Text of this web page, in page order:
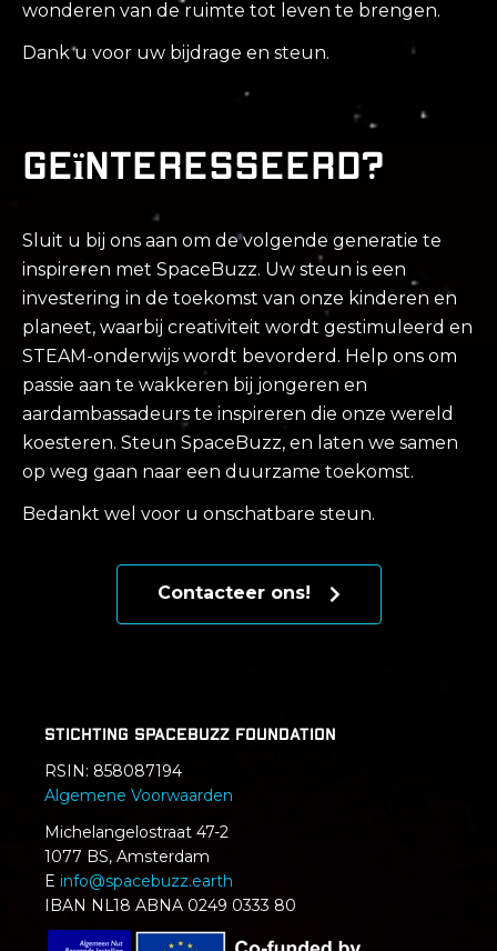
wonderen van de ruimte tot leven te brengen.
Dank u voor uw bijdrage en steun.
Geïnteresseerd?
Sluit u bij ons aan om de volgende generatie te
inspireren met SpaceBuzz. Uw steun is een
investering in de toekomst van onze kinderen en
planeet, waarbij creativiteit wordt gestimuleerd en
STEAM-onderwijs wordt bevorderd. Help ons om
passie aan te wakkeren bij jongeren en
aardambassadeurs te inspireren die onze wereld
koesteren. Steun SpaceBuzz, en laten we samen
op weg gaan naar een duurzame toekomst.
Bedankt wel voor u onschatbare steun.
Contacteer ons!
Stichting SpaceBuzz Foundation
RSIN: 858087194
Algemene Voorwaarden
Michelangelostraat 47-2
1077 BS, Amsterdam
E info@spacebuzz.earth
IBAN NL18 ABNA 0249 0333 80